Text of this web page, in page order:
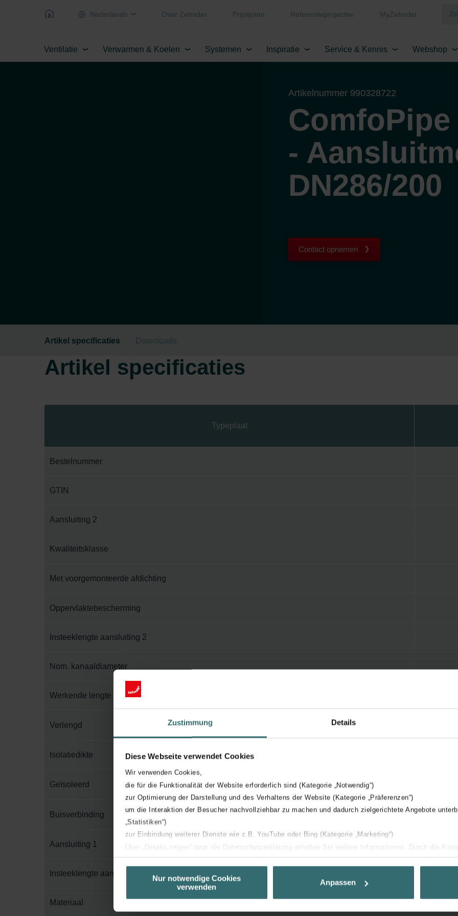
Zustimmung Details
Diese Webseite verwendet Cookies
Wir verwenden Cookies,
die für die Funktionalität der Website erforderlich sind (Kategorie „Notwendig“)
zur Optimierung der Darstellung und des Verhaltens der Website (Kategorie „Präferenzen“)
um die Interaktion der Besucher nachvollziehbar zu machen und dadurch zielgerichtete Angebote
„Statistiken“)
zur Einbindung weiterer Dienste wie z.B. YouTube oder Bing (Kategorie „Marketing“)
Über „Details zeigen“ bzw. die Datenschutzerklärung erhalten Sie weitere Informationen. Durch die
unserer Website verwenden, um Ihnen die bestmögliche Nutzererfahrung zu ermöglichen und Ihnen
basierend auf Ihren Interessen zur Verfügung zu stellen. Alle Einwilligungen können Sie
Datenschutzerklärung widerrufen.
Nur notwendige Cookies
verwenden
Anpassen
Nederlands Over Zehnder Prijslijsten Referentieprojecten MyZehnder
Ventilatie Verwarmen & Koelen Systemen Inspiratie Service & Kennis Webshop
Artikelnummer 990328722
ComfoPipe
-
DN286/200
Contact opnemen
Artikel specificaties Downloads
Artikel specificaties
Typeplaat
Bestelnummer
GTIN
Aansluiting 2
Kwaliteitsklasse
Met voorgemonteerde afdichting
Oppervlaktebescherming
Insteeklengte aansluiting 2
Nom. kanaaldiameter
Werkende lengte
Verlengd
Isolatiedikte
Geïsoleerd
Buisverbinding
Aansluiting 1
Insteeklengte aansluiting 1
Materiaal